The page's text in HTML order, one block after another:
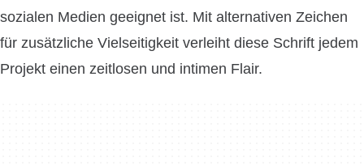
sozialen Medien geeignet ist. Mit alternativen Zeichen
für zusätzliche Vielseitigkeit verleiht diese Schrift jedem
Projekt einen zeitlosen und intimen Flair.